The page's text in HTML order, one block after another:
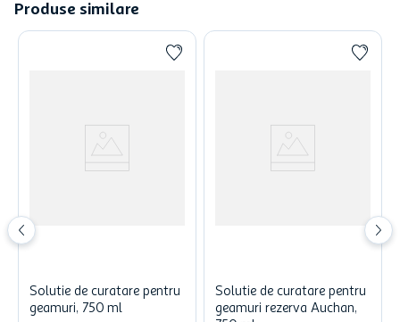
Produse similare
Solutie de curatare pentru
geamuri, 750 ml
Solutie de curatare pentru
geamuri rezerva Auchan,